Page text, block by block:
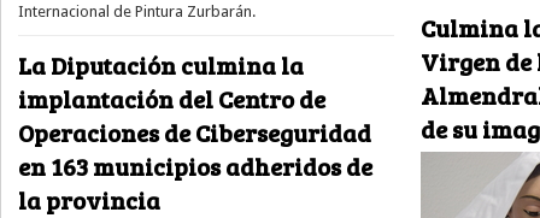
Internacional de Pintura Zurbarán.
La Diputación culmina la
implantación del Centro de
Operaciones de Ciberseguridad
en 163 municipios adheridos de
la provincia
Culmina
Virgen de
de su